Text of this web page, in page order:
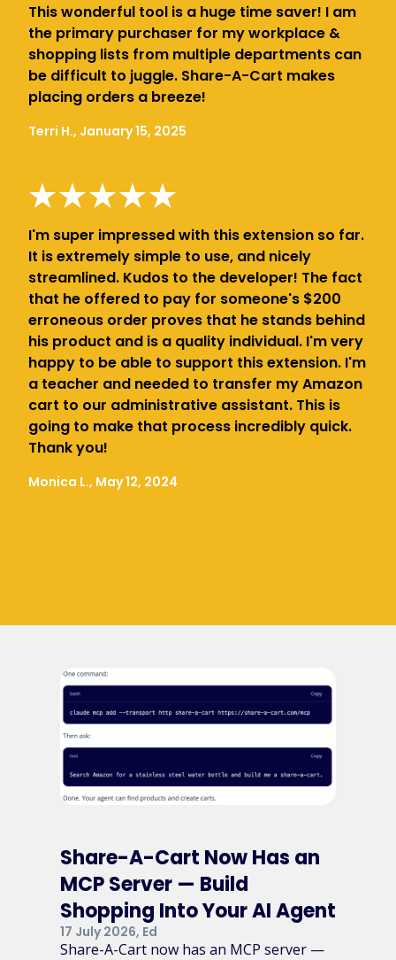
This wonderful tool is a huge time saver! I am
the primary purchaser for my workplace &
shopping lists from multiple departments can
be difficult to juggle. Share-A-Cart makes
placing orders a breeze!
Terri H., January 15, 2025
I'm super impressed with this extension so far.
It is extremely simple to use, and nicely
streamlined. Kudos to the developer! The fact
that he offered to pay for someone's $200
erroneous order proves that he stands behind
his product and is a quality individual. I'm very
happy to be able to support this extension. I'm
a teacher and needed to transfer my Amazon
cart to our administrative assistant. This is
going to make that process incredibly quick.
Thank you!
Monica L., May 12, 2024
Share-A-Cart Now Has an
MCP Server — Build
Shopping Into Your AI Agent
17 July 2026, Ed
Share-A-Cart now has an MCP server —